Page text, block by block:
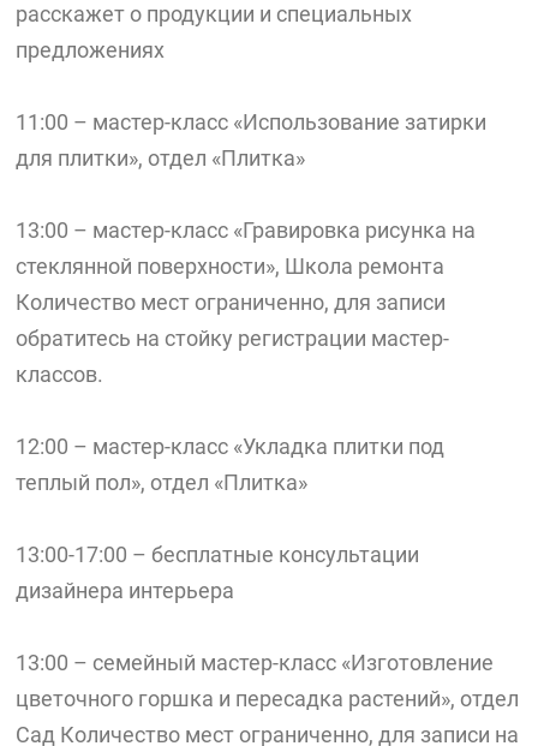
расскажет о продукции и специальных
предложениях
11:00 – мастер-класс «Использование затирки
для плитки», отдел «Плитка»
13:00 – мастер-класс «Гравировка рисунка на
стеклянной поверхности», Школа ремонта
Количество мест ограниченно, для записи
обратитесь на стойку регистрации мастер-
классов.
12:00 – мастер-класс «Укладка плитки под
теплый пол», отдел «Плитка»
13:00-17:00 – бесплатные консультации
дизайнера интерьера
13:00 – семейный мастер-класс «Изготовление
цветочного горшка и пересадка растений», отдел
Сад Количество мест ограниченно, для записи на